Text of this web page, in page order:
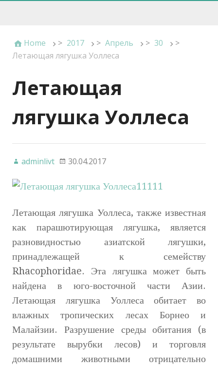
Home > 2017 > Апрель > 30
>
Летающая лягушка Уоллеса
Летающая
лягушка Уоллеса
adminlivt 30.04.2017
Летающая лягушка Уоллеса, также известная
как парашютирующая лягушка, является
разновидностью азиатской лягушки,
принадлежащей к семейству
Rhacophoridae. Эта лягушка может быть
найдена в юго-восточной части Азии.
Летающая лягушка Уоллеса обитает во
влажных тропических лесах Борнео и
Малайзии. Разрушение среды обитания (в
результате вырубки лесов) и торговля
домашними животными отрицательно